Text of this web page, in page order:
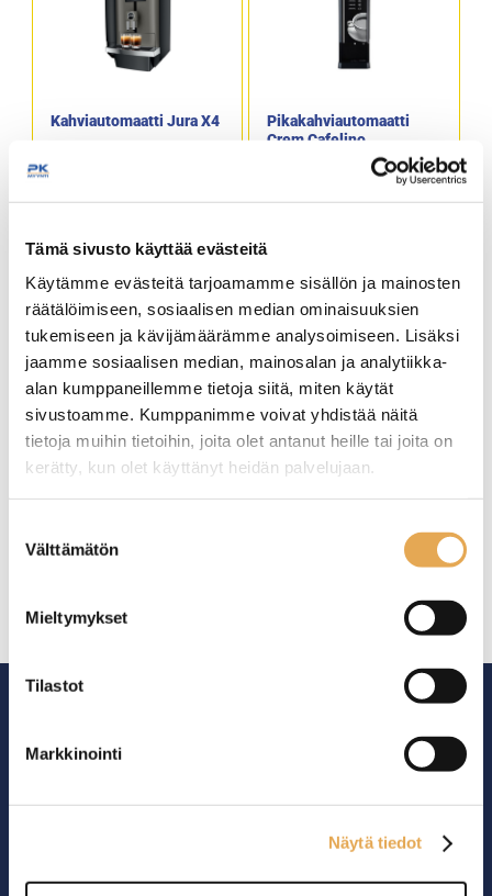
Tämä sivusto käyttää evästeitä
Käytämme evästeitä tarjoamamme sisällön ja mainosten
räätälöimiseen, sosiaalisen median ominaisuuksien
tukemiseen ja kävijämäärämme analysoimiseen. Lisäksi
jaamme sosiaalisen median, mainosalan ja analytiikka-
alan kumppaneillemme tietoja siitä, miten käytät
sivustoamme. Kumppanimme voivat yhdistää näitä
tietoja muihin tietoihin, joita olet antanut heille tai joita on
kerätty, kun olet käyttänyt heidän palvelujaan.
valinta
Välttämätön
Mieltymykset
Tilastot
Markkinointi
Näytä tiedot
Kiinteä vesiliitäntä
Kahviautomaatti Jura X4
Suositeltu päivittäinen
kuppia
Ulkomitat: (L) 373 x (S) 524
x (K) 461 mm
Teho: 1450 W / 230 V
Pikakahviautomaatti
Crem Cafelino
Cafelino
hyvänmakuista kahvia
nopeasti ja yksinkertaisesti.
Suodatinpaperirulla
FreshOne
kahviautomaattiin
Ammattikeittiöiden asialla.
29 vuoden kokemuksella ympäri Suomen